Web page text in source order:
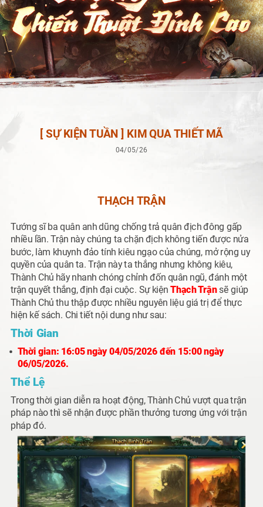
[ SỰ KIỆN TUẦN ] KIM QUA THIẾT MÃ
04/05/26
THẠCH TRẬN
Tướng sĩ ba quân anh dũng chống trả quân địch đông gấp
nhiều lần. Trận này chúng ta chặn địch không tiến được nửa
bước, làm khuynh đảo tính kiêu ngạo của chúng, mở rộng uy
quyền của quân ta. Trận này ta thắng nhưng không kiêu,
Thành Chủ hãy nhanh chóng chỉnh đốn quân ngũ, đánh một
trận quyết thắng, định đại cuộc. Sự kiệnThạch Trậnsẽ giúp
Thành Chủ thu thập được nhiều nguyên liệu giá trị để thực
hiện kế sách. Chi tiết nội dung như sau:
Thời Gian
Thời gian: 16:05 ngày 04/05/2026 đến 15:00 ngày
06/05/2026.
Thể Lệ
Trong thời gian diễn ra hoạt động, Thành Chủ vượt qua trận
pháp nào thì sẽ nhận được phần thưởng tương ứng với trận
pháp đó.
Điều Khoản